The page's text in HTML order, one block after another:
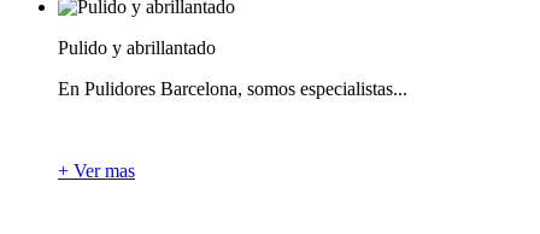
Pulido y abrillantado
En Pulidores Barcelona, somos especialistas...
+ Ver mas